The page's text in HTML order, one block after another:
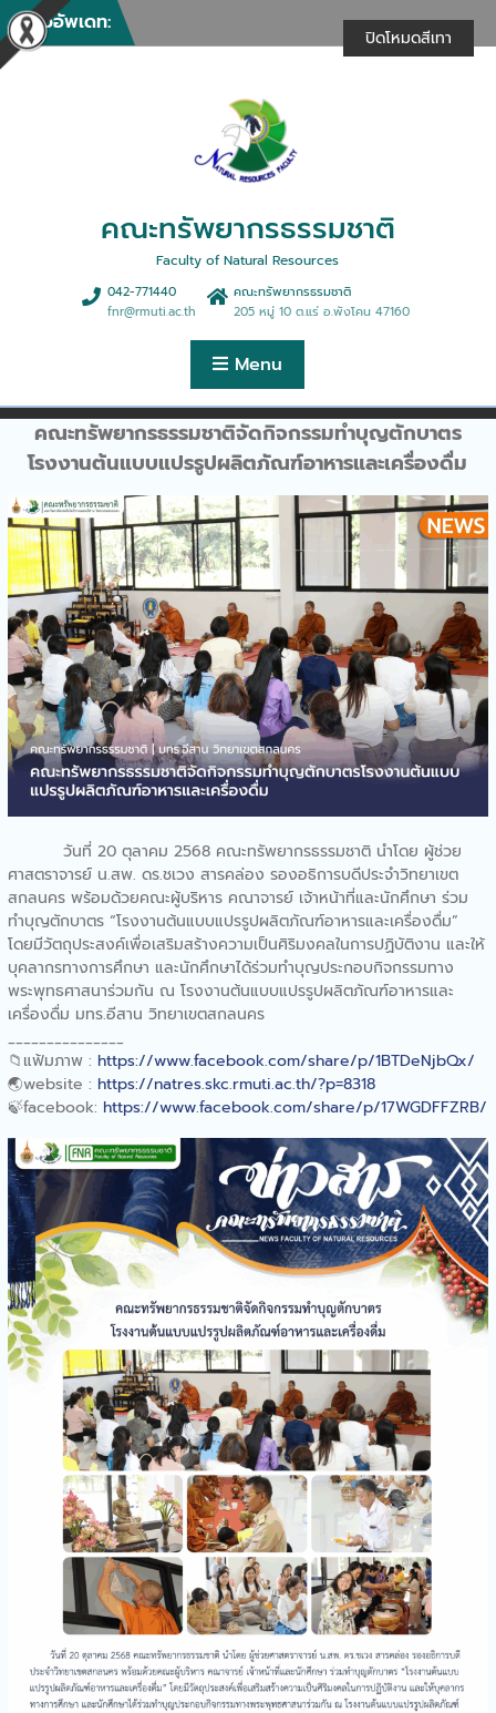
Skip
to
content
ข่าวอัพเดท:
น้ำใจไทสกล (งานกาชาด)
ประจำปี 2569
บริการวิชาการในการฝึกอบรม
เชิงปฏิบัติการ “การพัฒนา
ศักยภาพด้านธุรกิจฯ”
คณะทรัพยากรธรรมชาติจัด
กิจกรรมทำบุญตักบาตรเนื่อง
คณะทรัพยากรธรรมชาติร่วม
ดำเนินการจัดฝึกอบรม
หลักสูตรการนวดตอกเส้นเพื่อ
สุขภาพ 30 ชั่วโมง
จัดการฟาร์มและธุรกิจประมง
คณะทรัพยากรธรรมชาติให้การ
ต้อนรับคณะดูงานจากบริษัท
เอ็นแอลพีเอส จำกัด
คณะทรัพยากรธรรมชาติจัด
กิจกรรมบริการวิชาการ
ห้องเรียนในรั้วมหาลัย
คณะทรัพยากรธรรมชาติให้การ
ต้อนรับสำนักงานพลังงาน
จังหวัดสกลนคร
คณะทรัพยากรธรรมชาติร่วม
ลงนามความร่วมมือทาง
วิชาการด้านการการแพทย์แผน
ไทย
คณะทรัพยากรธรรมชาติออก
ให้บริการวิชาการกิจกรรมการ
ใช้กล้องจุลทรรศน์”เจาะโลกใบ
เล็ก”
คณะทรัพยากรธรรมชาติจัด
กิจกรรมบริการวิชาการ
Bootcamp: MED-SCI-
AGRO-TECH- Camp
คณะทรัพยากรธรรมชาติให้การ
ต้อนรับคณะผู้บริหารจาก
มทร.ตะวันออก ในการเข้า
ศึกษาดูงานทางด้านการแพทย์
แผนไทย
คณะทรัพยากรธรรมชาติร่วม
ศูนย์ศึกษาการพัฒนาภูพานอัน
เนื่องมาจากพระราชดำริ
จังหวัดสกลนคร “43 ปี ศูนย์
ศึกษาการพัฒนาภูพานฯ
สืบสาน รักษา ต่อยอด เพื่อ
พัฒนาชีวิตที่ยั่งยืน”
คณะทรัพยากรธรรมชาติออก
ให้บริการวิชาการฐานการเรียน
รู้โรงเรียนเซนต์โยเซฟ ท่าแร่
คณะทรัพยากรธรรมชาติให้การ
ต้อนรับทีมตรวจประเมินจาก
สำนักงานสาธารณสุขจังหวัด
สกลนคร
คณะทรัพยากรธรรมชาติจัด
อบรมการให้ความรู้และเขียน
รายงานการประกันคุณภาพ
การศึกษา ระดับหลักสูตร ตาม
เกณฑ์ AUN-QA
คณะทรัพยากรธรรมชาติร่วม
อบรมเชิงปฏิบัติการ เรื่อง
“ระบบการจัดเก็บสารเคมีและ
การจัดเก็บของเสีย”
คณะทรัพยากรธรรมชาติจัด
กิจกรรมบริการวิชาการ
Bootcamp: MED-SCI-
AGRO-TECH- Camp I
คณะทรัพยากรธรรมชาติจัด
โครงการอบรมความรู้
คณะทรัพยากรธรรมชาติ
Faculty of Natural Resources
042-771440
fnr@rmuti.ac.th
คณะทรัพยากรธรมชาติ
205 หมู่ 10 ต.แร่ อ.พังโคน 47160
Menu
คณะทรัพยากรธรรมชาติจัดกิจกรรมทำบุญตักบาตร
โรงงานต้นแบบแปรรูปผลิตภัณฑ์อาหารและเครื่องดื่ม
วันที่ 20 ตุลาคม 2568 คณะทรัพยากรธรรมชาติ นำโดย ผู้ช่วย
ศาสตราจารย์ น.สพ. ดร.ชเวง สารคล่อง รองอธิการบดีประจำวิทยาเขต
สกลนคร พร้อมด้วยคณะผู้บริหาร คณาจารย์ เจ้าหน้าที่และนักศึกษา ร่วม
ทำบุญตักบาตร “โรงงานต้นแบบแปรรูปผลิตภัณฑ์อาหารและเครื่องดื่ม”
โดยมีวัตถุประสงค์เพื่อเสริมสร้างความเป็นศิริมงคลในการปฏิบัติงาน และให้
บุคลากรทางการศึกษา และนักศึกษาได้ร่วมทำบุญประกอบกิจกรรมทาง
พระพุทธศาสนาร่วมกัน ณ โรงงานต้นแบบแปรรูปผลิตภัณฑ์อาหารและ
เครื่องดื่ม มทร.อีสาน วิทยาเขตสกลนคร
_______________
📁แฟ้มภาพ : https://www.facebook.com/share/p/1BTDeNjbQx/
🌏website : https://natres.skc.rmuti.ac.th/?p=8318
🍃facebook: https://www.facebook.com/share/p/17WGDFFZRB/
ปิดโหมดสีเทา